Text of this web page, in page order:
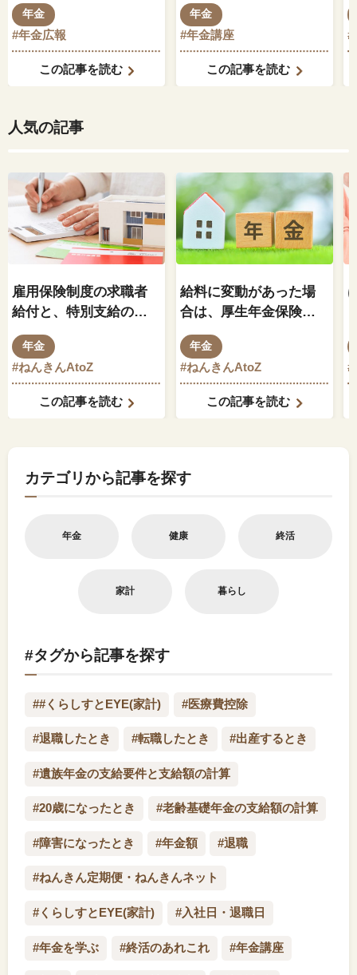
長年金
#年金広報
この記事を読む
のか？／受給資格期間
短縮で、年金局ではな
規事業！
年金
#年金講座
この記事を読む
#
人気の記事
雇用保険制度の求職者
給付と、特別支給の老
齢厚生年金の関係はど
のようになっているの
でしょうか？
年金
#ねんきんAtoZ
この記事を読む
給料に変動があった場
合は、厚生年金保険料
もそれに伴って変動し
ますか？
年金
#ねんきんAtoZ
この記事を読む
#
カテゴリから記事を探す
年金 健康 終活
家計 暮らし
#タグから記事を探す
##くらしすとEYE(家計) #医療費控除
#退職したとき #転職したとき #出産するとき
#遺族年金の支給要件と支給額の計算
#20歳になったとき #老齢基礎年金の支給額の計算
#障害になったとき #年金額 #退職
#ねんきん定期便・ねんきんネット
#くらしすとEYE(家計) #入社日・退職日
#年金を学ぶ #終活のあれこれ #年金講座